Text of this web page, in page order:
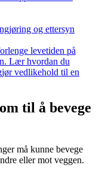
og ettersyn
levetiden på
Lær hvordan du
vedlikehold til en
til å bevege
må kunne bevege
eller mot veggen.